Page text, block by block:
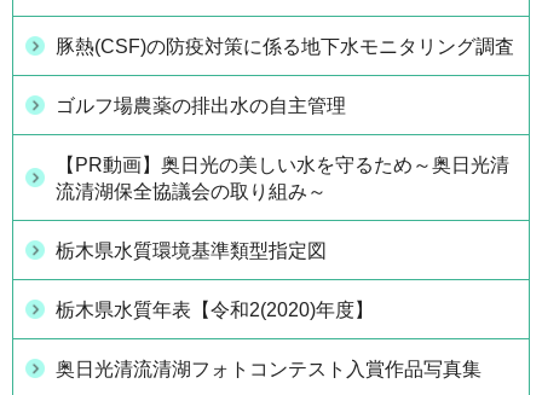
豚熱(CSF)の防疫対策に係る地下水モニタリング調査
ゴルフ場農薬の排出水の自主管理
【PR動画】奥日光の美しい水を守るため～奥日光清
流清湖保全協議会の取り組み～
栃木県水質環境基準類型指定図
栃木県水質年表【令和2(2020)年度】
奥日光清流清湖フォトコンテスト入賞作品写真集